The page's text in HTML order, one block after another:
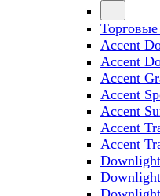
Accent
Accent
Accent
Accent
Accent
Accent
Accent